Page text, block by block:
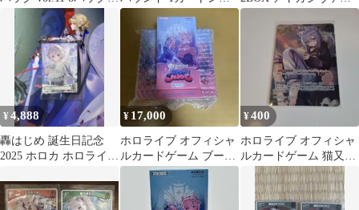
ット
未開封
ミリオン 1BOX シュリ
ンクなし
¥4,888
轟はじめ 誕生日記念
2025 ホロカ ホロライブ
イブ
¥ 17,000
ホロライブ オフィシャ
ルカードゲーム ブース
ターパック 3BOX シュ
リンク付き
¥400
ホロライブ オフィシャ
ルカードゲーム 猫又お
かゆ SR